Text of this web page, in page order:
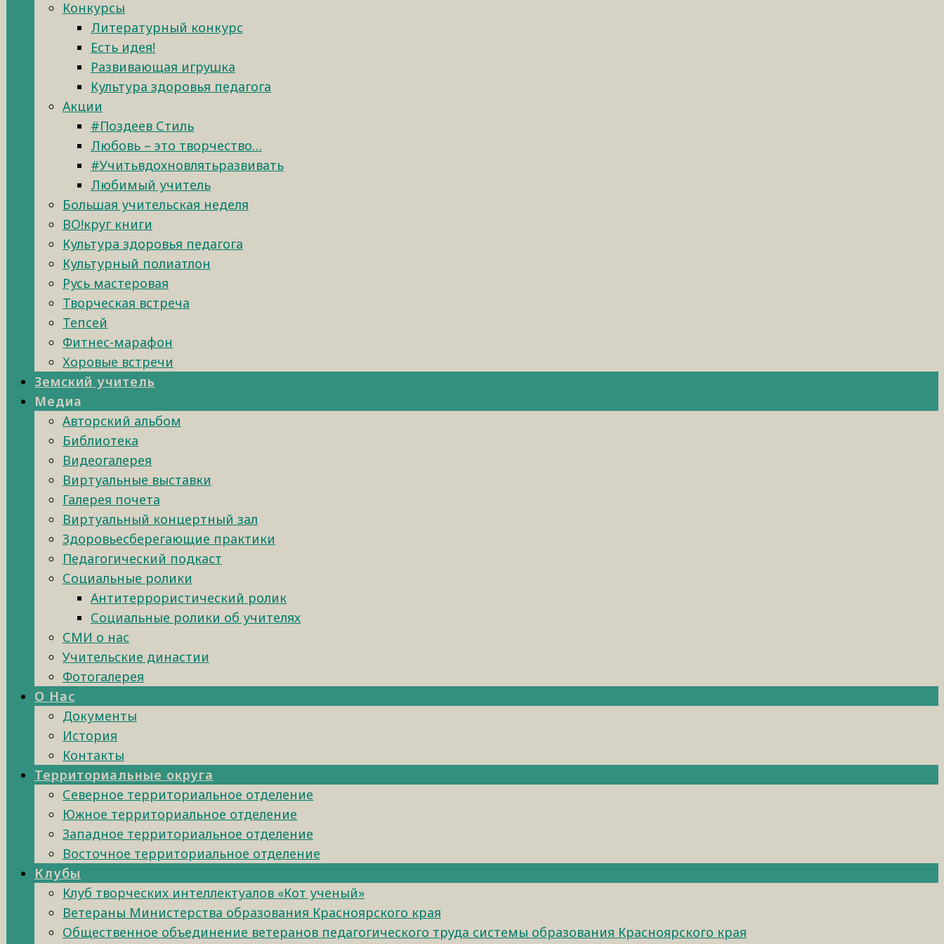
Конкурсы
Литературный конкурс
Есть идея!
Развивающая игрушка
Культура здоровья педагога
Акции
#Поздеев Стиль
Любовь – это творчество…
#Учитьвдохновлятьразвивать
Любимый учитель
Большая учительская неделя
ВО!круг книги
Культура здоровья педагога
Культурный полиатлон
Русь мастеровая
Творческая встреча
Тепсей
Фитнес-марафон
Хоровые встречи
Земский учитель
Медиа
Авторский альбом
Библиотека
Видеогалерея
Виртуальные выставки
Галерея почета
Виртуальный концертный зал
Здоровьесберегающие практики
Педагогический подкаст
Социальные ролики
Антитеррористический ролик
Социальные ролики об учителях
СМИ о нас
Учительские династии
Фотогалерея
О Нас
Документы
История
Контакты
Территориальные округа
Северное территориальное отделение
Южное территориальное отделение
Западное территориальное отделение
Восточное территориальное отделение
Клубы
Клуб творческих интеллектуалов «Кот ученый»
Ветераны Министерства образования Красноярского края
Общественное объединение ветеранов педагогического труда системы образования Красноярского края